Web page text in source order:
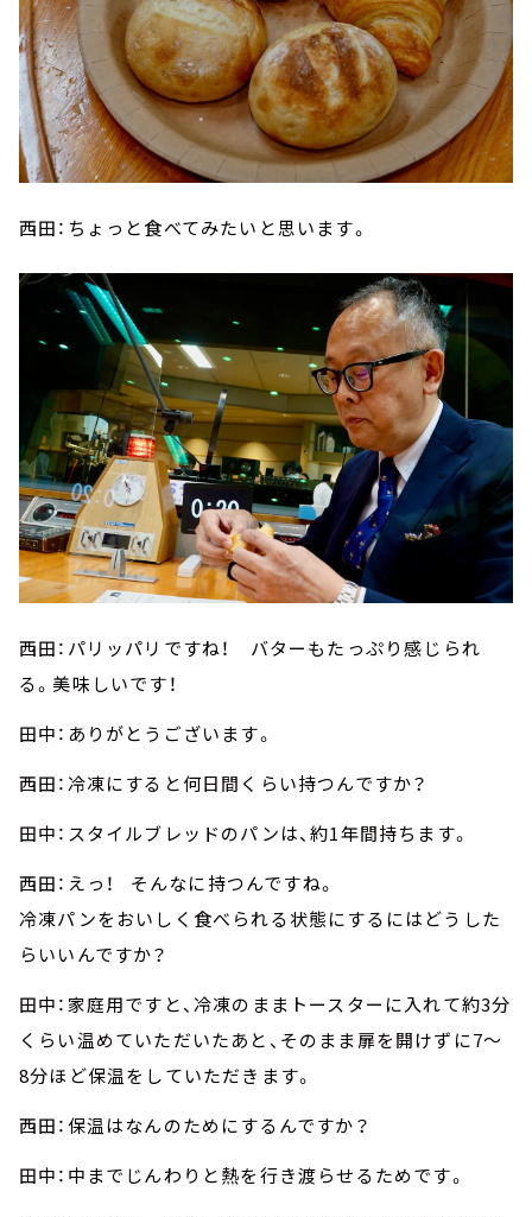
西田：ちょっと食べてみたいと思います。
西田：パリッパリですね！ バターもたっぷり感じられ
る。美味しいです！
田中：ありがとうございます。
西田：冷凍にすると何日間くらい持つんですか？
田中：スタイルブレッドのパンは、約1年間持ちます。
西田：えっ！ そんなに持つんですね。
冷凍パンをおいしく食べられる状態にするにはどうした
らいいんですか？
田中：家庭用ですと、冷凍のままトースターに入れて約3分
くらい温めていただいたあと、そのまま扉を開けずに7～
8分ほど保温をしていただきます。
西田：保温はなんのためにするんですか？
田中：中までじんわりと熱を行き渡らせるためです。